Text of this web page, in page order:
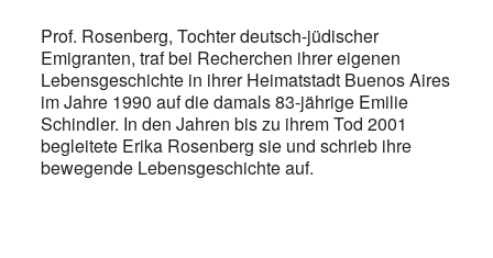
Prof. Rosenberg, Tochter deutsch-jüdischer
Emigranten, traf bei Recherchen ihrer eigenen
Lebensgeschichte in ihrer Heimatstadt Buenos Aires
im Jahre 1990 auf die damals 83-jährige Emilie
Schindler. In den Jahren bis zu ihrem Tod 2001
begleitete Erika Rosenberg sie und schrieb ihre
bewegende Lebensgeschichte auf.